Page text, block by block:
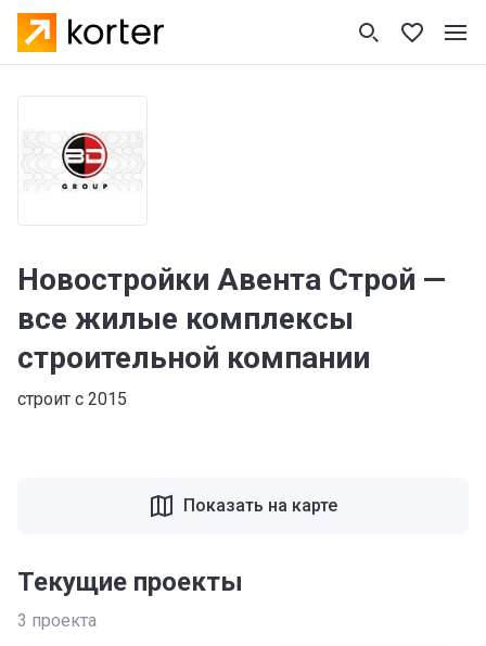
Новостройки Авента Строй —
все жилые комплексы
строительной компании
строит с 2015
Текущие проекты
3 проекта
Показать на карте